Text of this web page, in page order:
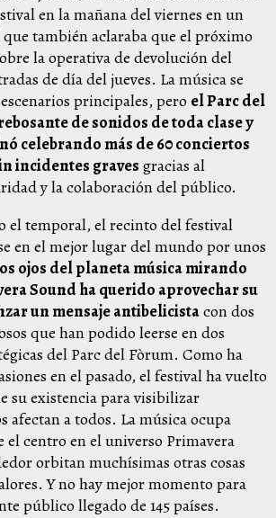
en la mañana del viernes en un
también aclaraba que el próximo
la operativa de devolución del
de día del jueves. La música se
principales, pero el Parc del
de sonidos de toda clase y
celebrando más de 60 conciertos
incidentes graves gracias al
y la colaboración del público.
el temporal, el recinto del festival
en el mejor lugar del mundo por unos
ojos del planeta música mirando
Sound ha querido aprovechar su
un mensaje antibelicistacon dos
que han podido leerse en dos
del Parc del Fòrum. Como ha
en el pasado, el festival ha vuelto
su existencia para visibilizar
afectan a todos. La música ocupa
centro en el universo Primavera
orbitan muchísimas otras cosas
Y no hay mejor momento para
público llegado de 145 países.